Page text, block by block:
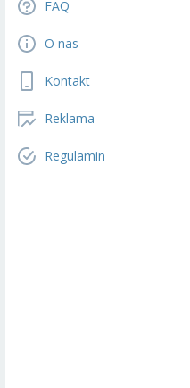
FAQ
O nas
Kontakt
Reklama
Regulamin